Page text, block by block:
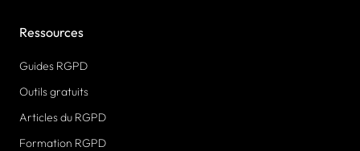
Ressources
Guides RGPD
Outils gratuits
Articles du RGPD
Formation RGPD